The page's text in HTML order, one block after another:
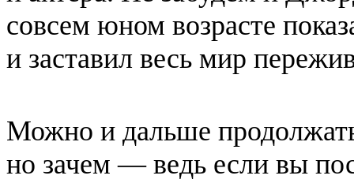
совсем юном возрасте
и заставил весь мир
Можно и дальше
но зачем — ведь если вы